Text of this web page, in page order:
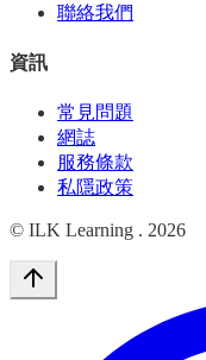
聯絡我們
資訊
常見問題
網誌
服務條款
私隱政策
© ILK Learning . 2026